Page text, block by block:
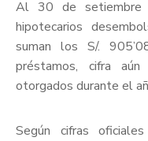
Al 30 de setiembre
hipotecarios
suman los S/.
préstamos, cifra
otorgados durante el
Según cifras